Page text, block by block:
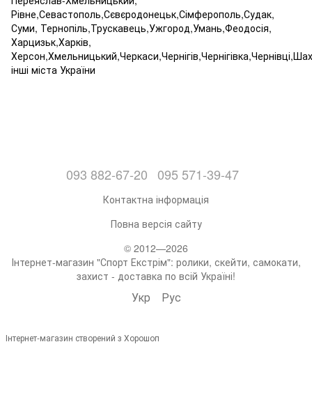
Рівне,Севастополь,Сєвєродонецьк,Сімферополь,Судак,
Суми, Тернопіль,Трускавець,Ужгород,Умань,Феодосія,
Харцизьк,Харків,
інші міста України
093 882-67-20 095 571-39-47
Контактна інформація
Повна версія сайту
© 2012—2026
Інтернет-магазин "Спорт Екстрім": ролики, скейти, самокати,
захист - доставка по всій Україні!
Укр Рус
Інтернет-магазин створений з Хорошоп